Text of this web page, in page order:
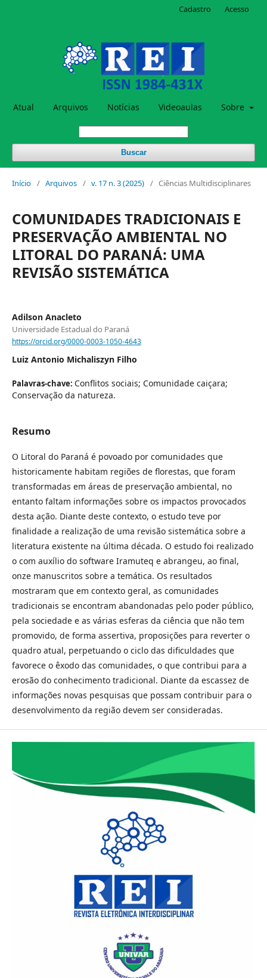
Atual Arquivos Notícias Videoaulas Sobre
Buscar
Cadastro Acesso
Início / Arquivos / v. 17 n. 3 (2025) / Ciências Multidisciplinares
COMUNIDADES TRADICIONAIS E
PRESERVAÇÃO AMBIENTAL NO
LITORAL DO PARANÁ: UMA
REVISÃO SISTEMÁTICA
Adilson Anacleto
Universidade Estadual do Paraná
https://orcid.org/0000-0003-1050-4643
Luiz Antonio Michaliszyn Filho
Palavras-chave: Conflitos sociais; Comunidade caiçara;
Conservação da natureza.
Resumo
O Litoral do Paraná é povoado por comunidades que
historicamente habitam regiões de florestas, que foram
transformadas em áreas de preservação ambiental, no
entanto faltam informações sobre os impactos provocados
desta ação. Diante deste contexto, o estudo teve por
finalidade a realização de uma revisão sistemática sobre a
literatura existente na última década. O estudo foi realizado
o com auxílio do software Iramuteq e abrangeu, ao final,
onze manuscritos sobre a temática. Os resultados
mostraram que em contexto geral, as comunidades
tradicionais se encontram abandonadas pelo poder público,
pela sociedade e as várias esferas da ciência que não tem
promovido, de forma assertiva, proposições para reverter o
quadro atual, perpetuando o ciclo das dificuldades que
favorece o êxodo das comunidades, o que contribui para a
erosão do conhecimento tradicional. Diante da escassez de
informações novas pesquisas que possam contribuir para o
desenvolvimento da região devem ser consideradas.